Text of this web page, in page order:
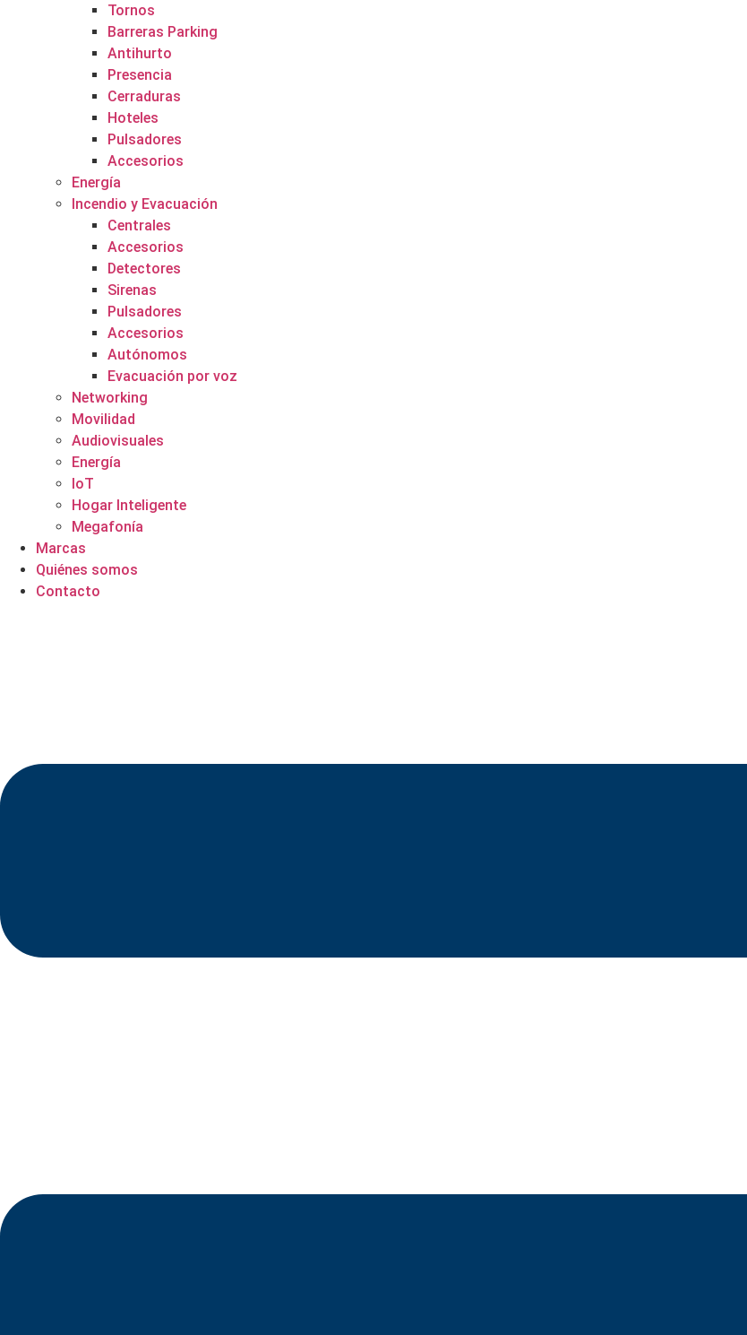
Tornos
Barreras Parking
Antihurto
Presencia
Cerraduras
Hoteles
Pulsadores
Accesorios
Energía
Incendio y Evacuación
Centrales
Accesorios
Detectores
Sirenas
Pulsadores
Accesorios
Autónomos
Evacuación por voz
Networking
Movilidad
Audiovisuales
Energía
IoT
Hogar Inteligente
Megafonía
Marcas
Quiénes somos
Contacto